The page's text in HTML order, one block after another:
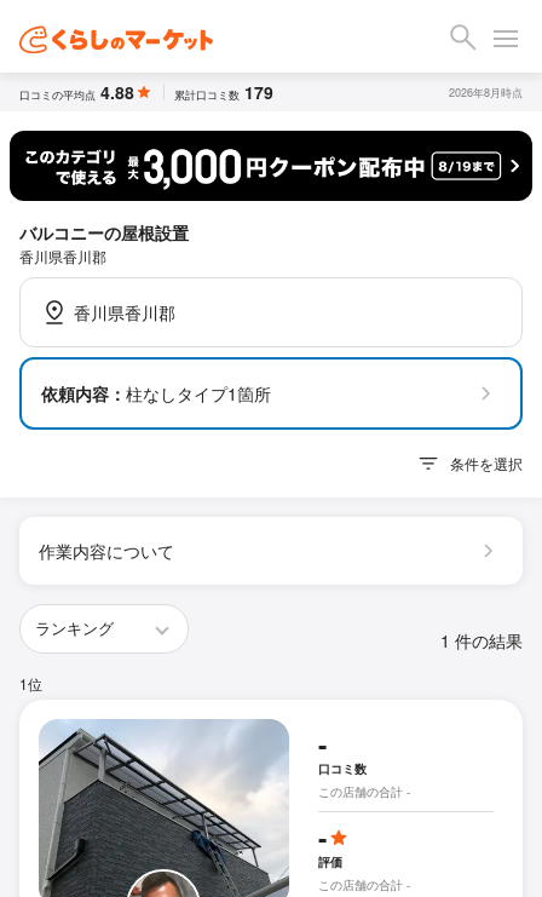
口コミの平均点 4.88 累計口コミ数 179 2026年8月時点
バルコニーの屋根設置
香川県香川郡
香川県香川郡
依頼内容： 柱なしタイプ1箇所
条件を選択
作業内容について
1 件の結果
1位
-
口コミ数
この店舗の合計 -
-
評価
この店舗の合計 -